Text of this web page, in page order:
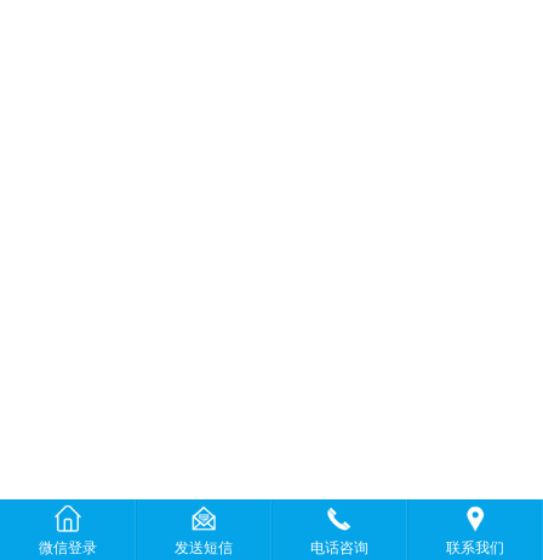
微信登录 发送短信 电话咨询 联系我们